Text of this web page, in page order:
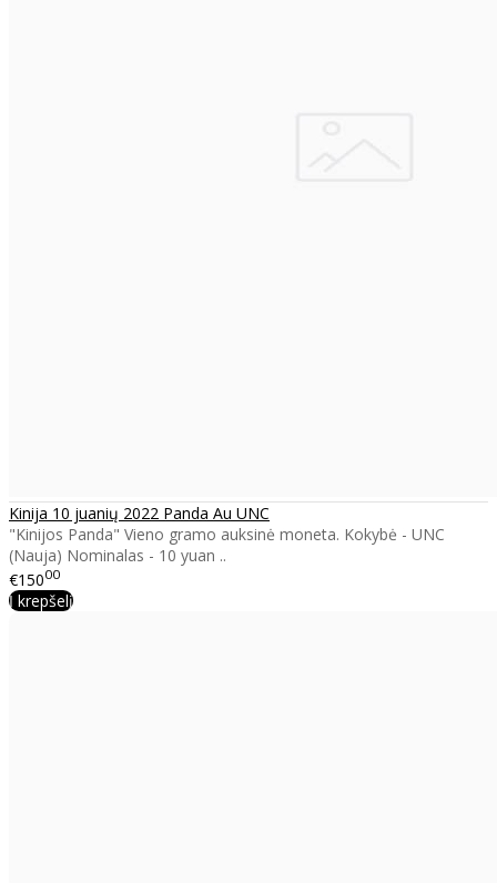
Kinija 10 juanių 2022 Panda Au UNC
"Kinijos Panda" Vieno gramo auksinė moneta. Kokybė - UNC
(Nauja) Nominalas - 10 yuan ..
€15000
Į krepšelį